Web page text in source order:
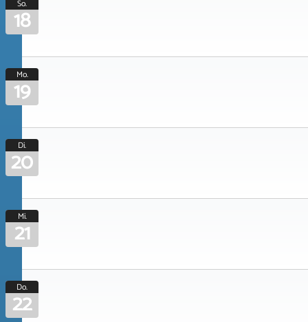
So.
18
Mo.
19
Di.
20
Mi.
21
Do.
22